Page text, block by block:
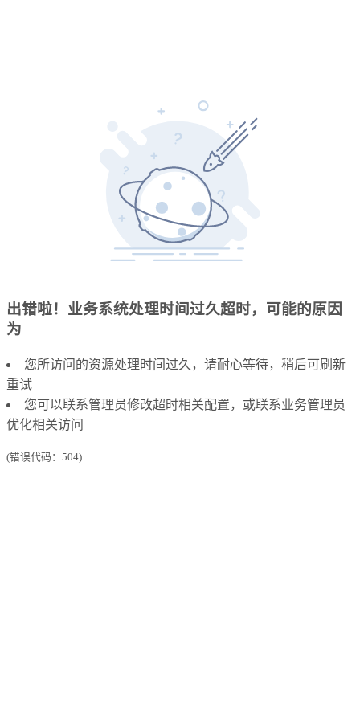
出错啦！业务系统处理时间过久超时，可能的原因
为
您所访问的资源处理时间过久，请耐心等待，稍后可刷新
重试
您可以联系管理员修改超时相关配置，或联系业务管理员
优化相关访问
(错误代码：504)